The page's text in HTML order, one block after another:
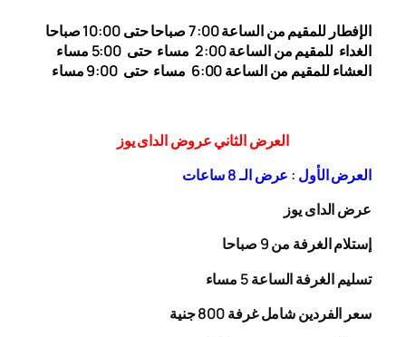
الإفطار للمقيم من الساعة 7:00 صباحا حتى 10:00
صباحا
الغداء للمقيم من الساعة 2:00 مساء حتى
5:00 مساء
العشاء للمقيم من الساعة 6:00 مساء حتى 9:00 مساء
العرض الثاني عروض الداى يوز
العرض الأول : عرض الـ 8 ساعات
عرض الداى يوز
إستلام الغرفة من 9 صباحا
تسليم الغرفة الساعة 5 مساء
سعر الفردين شامل غرفة
800 جنية